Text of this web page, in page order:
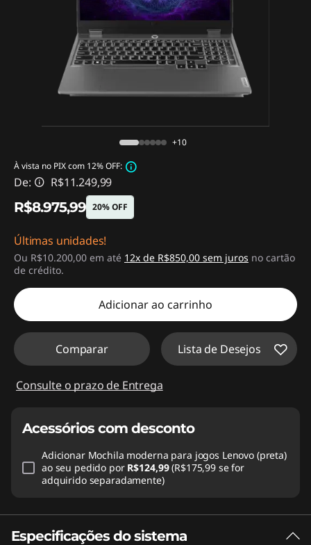
+10
À vista no PIX com 12% OFF:
De: R$11.249,99
R$8.975,99 20% OFF
Economias instantâneas :
Últimas unidades!
Ou R$10.200,00 em até 12x de R$850,00 sem juros no cartão
de crédito.
Adicionar ao carrinho
Comparar Lista de Desejos
Consulte o prazo de Entrega
Acessórios com desconto
Adicionar Mochila moderna para jogos Lenovo (preta)
ao seu pedido por R$124,99(R$175,99 se for
adquirido separadamente)
Especificações do sistema